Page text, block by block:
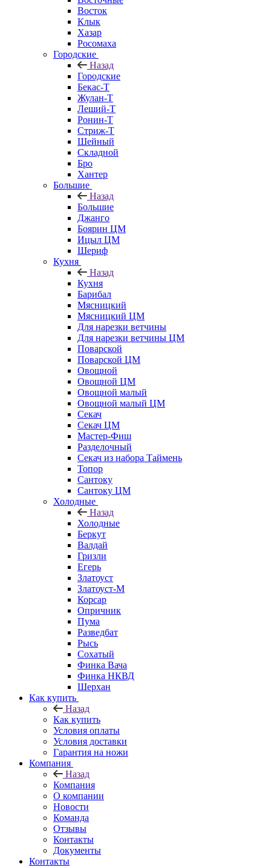
Восток
Клык
Хазар
Росомаха
Городские
Назад
Городские
Бекас-Т
Жулан-Т
Леший-Т
Ронин-Т
Стриж-Т
Шейный
Складной
Бро
Хантер
Большие
Назад
Большие
Джанго
Боярин ЦМ
Ицыл ЦМ
Шериф
Кухня
Назад
Кухня
Барибал
Мясницкий
Мясницкий ЦМ
Для нарезки ветчины
Для нарезки ветчины ЦМ
Поварской
Поварской ЦМ
Овощной
Овощной ЦМ
Овощной малый
Овощной малый ЦМ
Секач
Секач ЦМ
Мастер-Фиш
Разделочный
Секач из набора Таймень
Топор
Сантоку
Сантоку ЦМ
Холодные
Назад
Холодные
Беркут
Валдай
Гризли
Егерь
Златоуст
Златоуст-М
Корсар
Опричник
Пума
Разведбат
Рысь
Сохатый
Финка Вача
Финка НКВД
Шерхан
Как купить
Назад
Как купить
Условия оплаты
Условия доставки
Гарантия на ножи
Компания
Назад
Компания
О компании
Новости
Команда
Отзывы
Контакты
Документы
Контакты